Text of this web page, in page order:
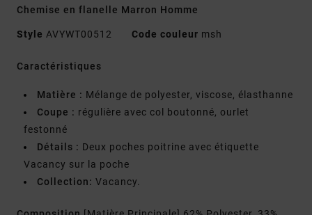
Chemise en flanelle Marron Homme
Style AVYWT00512 Code couleur msh
Caractéristiques
Matière : Mélange de polyester, viscose, élasthanne
Coupe : régulière avec col boutonné, ourlet
festonné
Détails : Deux poches poitrine avec étiquette
Vacancy sur la poche
Collection: Vacancy.